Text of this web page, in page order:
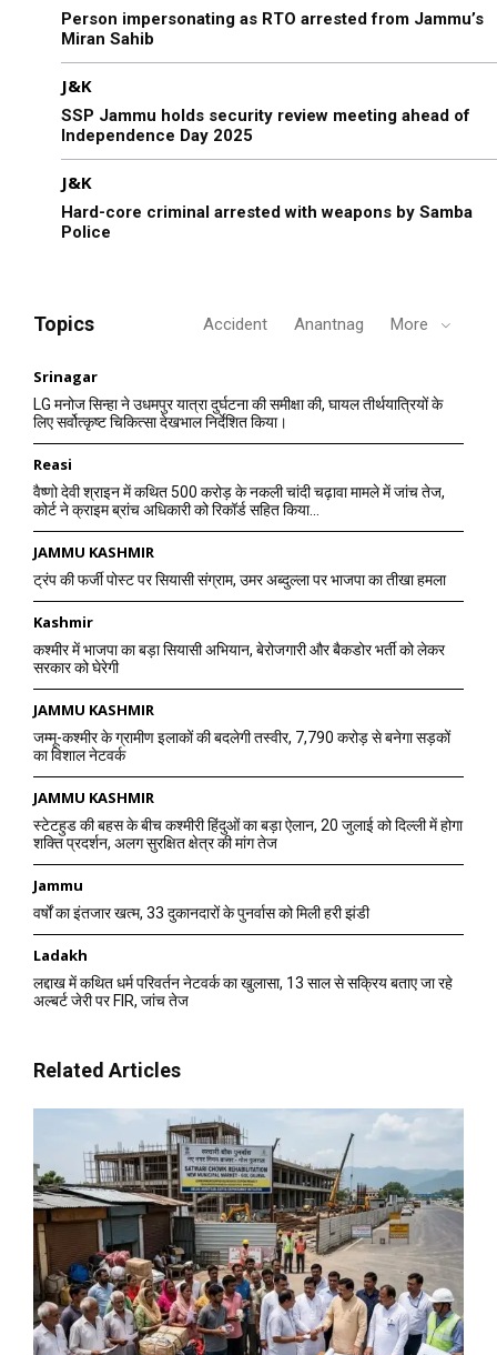
Person impersonating as RTO arrested from Jammu’s
Miran Sahib
J&K
SSP Jammu holds security review meeting ahead of
Independence Day 2025
J&K
Hard-core criminal arrested with weapons by Samba
Police
Topics Accident Anantnag More
Srinagar
LG मनोज सिन्हा ने उधमपुर यात्रा दुर्घटना की समीक्षा की, घायल तीर्थयात्रियों के
लिए सर्वोत्कृष्ट चिकित्सा देखभाल निर्देशित किया।
Reasi
वैष्णो देवी श्राइन में कथित 500 करोड़ के नकली चांदी चढ़ावा मामले में जांच तेज,
कोर्ट ने क्राइम ब्रांच अधिकारी को रिकॉर्ड सहित किया...
JAMMU KASHMIR
ट्रंप की फर्जी पोस्ट पर सियासी संग्राम, उमर अब्दुल्ला पर भाजपा का तीखा हमला
Kashmir
कश्मीर में भाजपा का बड़ा सियासी अभियान, बेरोजगारी और बैकडोर भर्ती को लेकर
सरकार को घेरेगी
JAMMU KASHMIR
जम्मू-कश्मीर के ग्रामीण इलाकों की बदलेगी तस्वीर, 7,790 करोड़ से बनेगा सड़कों
का विशाल नेटवर्क
JAMMU KASHMIR
स्टेटहुड की बहस के बीच कश्मीरी हिंदुओं का बड़ा ऐलान, 20 जुलाई को दिल्ली में होगा
शक्ति प्रदर्शन, अलग सुरक्षित क्षेत्र की मांग तेज
Jammu
वर्षों का इंतजार खत्म, 33 दुकानदारों के पुनर्वास को मिली हरी झंडी
Ladakh
लद्दाख में कथित धर्म परिवर्तन नेटवर्क का खुलासा, 13 साल से सक्रिय बताए जा रहे
अल्बर्ट जेरी पर FIR, जांच तेज
Related Articles